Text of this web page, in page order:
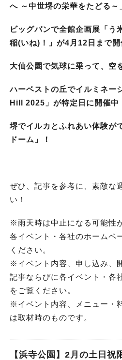
へ ～中世堺の栄華をたどる～
ビッグバンで全館企画展「う
稲(いね)！」が4月12日まで開
大仙公園で気球に乗って、空
ハーベストの丘でイルミネ
Hill 2025」が特定日に開催中
堺でイルカとふれあい体験が
ドーム」！
ぜひ、記事を参考に、素敵な
い！
※雨天時は中止になる可能性
各イベント・各社のホームペ
ください。
※イベント内容、申し込み、
記事ならびに各イベント・各
をご覧ください。
※イベント内容、メニュー・
は取材時のものです。
【浜寺公園】2月の土日祝